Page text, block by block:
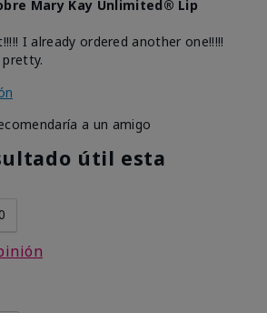
Mary Kay Unlimited® Lip
I already ordered another one!!!!!
a un amigo
útil esta